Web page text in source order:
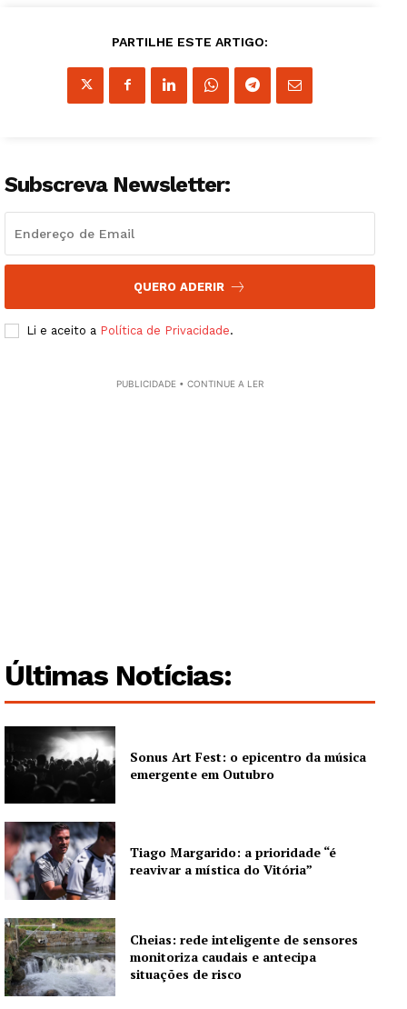
Artigos
Quero ser Assinante
PARTILHE ESTE ARTIGO:
Subscreva Newsletter:
QUERO ADERIR
Li e aceito a Política de Privacidade.
PUBLICIDADE • CONTINUE A LER
Últimas Notícias:
Sonus Art Fest: o epicentro da música
emergente em Outubro
Tiago Margarido: a prioridade “é
reavivar a mística do Vitória”
Cheias: rede inteligente de sensores
monitoriza caudais e antecipa
situações de risco